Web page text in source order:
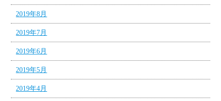
2019年8月
2019年7月
2019年6月
2019年5月
2019年4月